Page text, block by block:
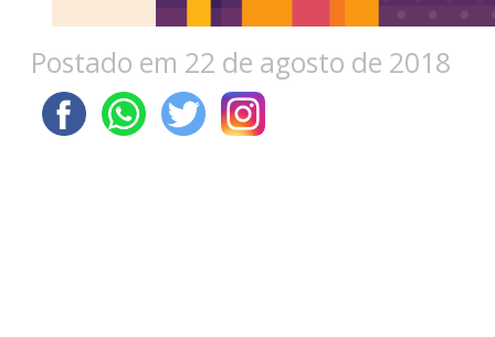
Postado em 22 de agosto de 2018